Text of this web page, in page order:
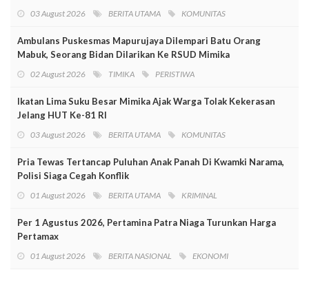
03 August 2026 BERITA UTAMA KOMUNITAS
Ambulans Puskesmas Mapurujaya Dilempari Batu Orang
Mabuk, Seorang Bidan Dilarikan Ke RSUD Mimika
02 August 2026 TIMIKA PERISTIWA
Ikatan Lima Suku Besar Mimika Ajak Warga Tolak Kekerasan
Jelang HUT Ke-81 RI
03 August 2026 BERITA UTAMA KOMUNITAS
Pria Tewas Tertancap Puluhan Anak Panah Di Kwamki Narama,
Polisi Siaga Cegah Konflik
01 August 2026 BERITA UTAMA KRIMINAL
Per 1 Agustus 2026, Pertamina Patra Niaga Turunkan Harga
Pertamax
01 August 2026 BERITA NASIONAL EKONOMI